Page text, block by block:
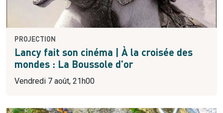
PROJECTION
Lancy fait son cinéma | À la croisée des
mondes : La Boussole d'or
Vendredi 7 août, 21h00